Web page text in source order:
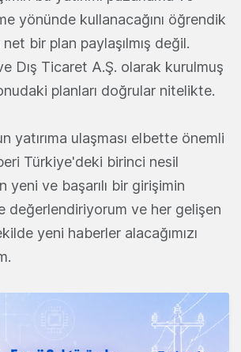
yönünde kullanacağını öğrendik
bir plan paylaşılmış değil.
Dış Ticaret A.Ş. olarak kurulmuş
planları doğrular nitelikte.
yatırıma ulaşması elbette önemli
Türkiye'deki birinci nesil
yeni ve başarılı bir girişimin
değerlendiriyorum ve her gelişen
yeni haberler alacağımızı